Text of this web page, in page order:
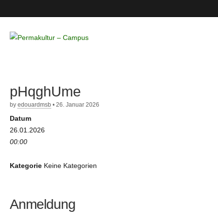
– Campus
pHqghUme
by edouardmsb • 26. Januar 2026
Datum
26.01.2026
00:00
Kategorie Keine Kategorien
Anmeldung